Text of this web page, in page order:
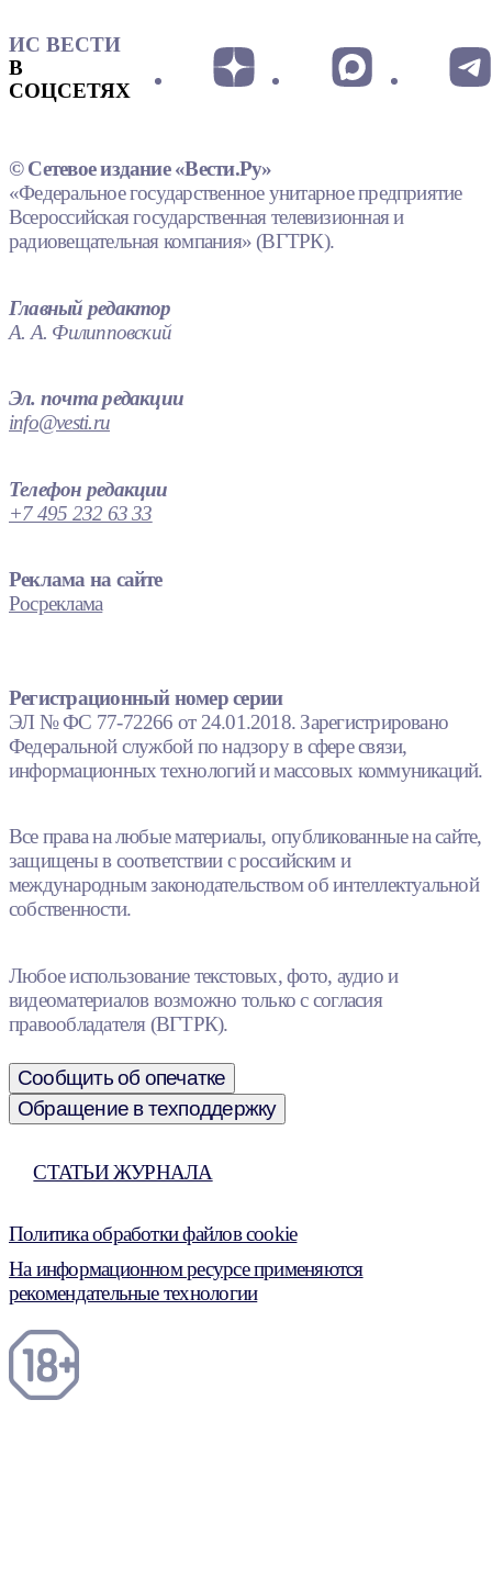
ИС ВЕСТИ
В
СОЦСЕТЯХ
© Сетевое издание «Вести.Ру»
«Федеральное государственное унитарное предприятие
Всероссийская государственная телевизионная и
радиовещательная компания» (ВГТРК).
Главный редактор
А. А. Филипповский
Эл. почта редакции
info@vesti.ru
Телефон редакции
+7 495 232 63 33
Реклама на сайте
Росреклама
Регистрационный номер серии
ЭЛ № ФС 77-72266 от 24.01.2018. Зарегистрировано
Федеральной службой по надзору в сфере связи,
информационных технологий и массовых коммуникаций.
Все права на любые материалы, опубликованные на сайте,
защищены в соответствии с российским и
международным законодательством об интеллектуальной
собственности.
Любое использование текстовых, фото, аудио и
видеоматериалов возможно только с согласия
правообладателя (ВГТРК).
Сообщить об опечатке
Обращение в техподдержку
СТАТЬИ ЖУРНАЛА
Политика обработки файлов cookie
На информационном ресурсе применяются
рекомендательные технологии